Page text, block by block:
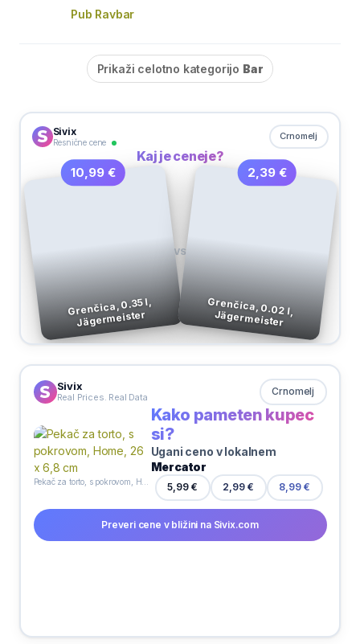
Pub Ravbar
Prikaži celotno kategorijo Bar
Sivix
Resnične cene
Crnomelj
Kaj je ceneje?
10,99 €
Grenčica, 0.35 l,
Jägermeister
VS
2,39 €
Grenčica, 0.02 l,
Jägermeister
Sivix
Real Prices. Real Data Crnomelj
Kako pameten kupec
si?
Ugani ceno v lokalnem
Mercator
5,99 € 2,99 € 8,99 €
Preveri cene v bližini na Sivix.com